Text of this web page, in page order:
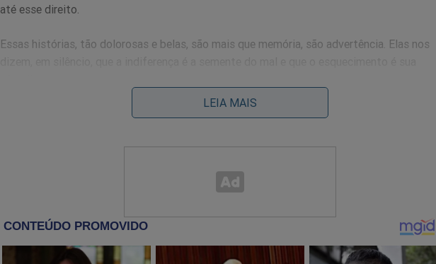
até esse direito.
Essas histórias, tão dolorosas e belas, são mais que memória, são advertência. Elas nos
Por isso, a geração que se emocionou diante dessas telas não pode permitir que o
própria humanidade contra a repetição de sua maior vergonha.
Essas histórias emocionaram milhões porque revelam o preço da intolerância. Quem se
Holocausto não é apenas passado, é um alerta permanente.
Permitir o ódio é trair cada lágrima, cada música, cada gesto de amor que essas histórias
LEIA MAIS